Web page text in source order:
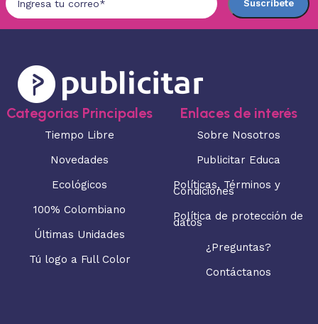
Categorias Principales
Tiempo Libre
Novedades
Ecológicos
100% Colombiano
Últimas Unidades
Tú logo a Full Color
Enlaces de interés
Sobre Nosotros
Publicitar Educa
Políticas, Términos y
Condiciones
Política de protección de
datos
¿Preguntas?
Contáctanos